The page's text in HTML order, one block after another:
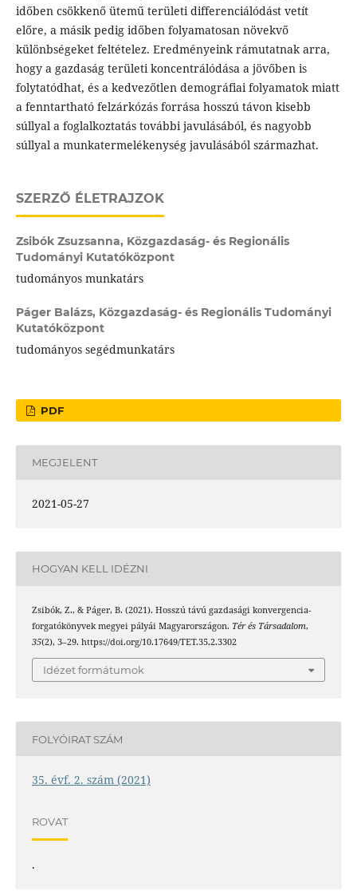
időben csökkenő ütemű területi differenciálódást vetít
előre, a másik pedig időben folyamatosan növekvő
különbségeket feltételez. Eredményeink rámutatnak arra,
hogy a gazdaság területi koncentrálódása a jövőben is
folytatódhat, és a kedvezőtlen demográfiai folyamatok miatt
a fenntartható felzárkózás forrása hosszú távon kisebb
súllyal a foglalkoztatás további javulásából, és nagyobb
súllyal a munkatermelékenység javulásából származhat.
SZERZŐ ÉLETRAJZOK
Zsibók Zsuzsanna, Közgazdaság- és Regionális
Tudományi Kutatóközpont
tudományos munkatárs
Páger Balázs, Közgazdaság- és Regionális Tudományi
Kutatóközpont
tudományos segédmunkatárs
PDF
MEGJELENT
2021-05-27
HOGYAN KELL IDÉZNI
Zsibók, Z., & Páger, B. (2021). Hosszú távú gazdasági konvergencia-
forgatókönyvek megyei pályái Magyarországon. Tér és Társadalom,
35(2), 3–29. https://doi.org/10.17649/TET.35.2.3302
Idézet formátumok
FOLYÓIRAT SZÁM
35. évf. 2. szám (2021)
ROVAT
.